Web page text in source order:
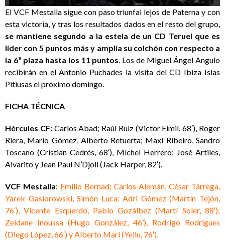
El VCF Mestalla sigue con paso triunfal lejos de Paterna y con
esta victoria, y tras los resultados dados en el resto del grupo,
se mantiene segundo a la estela de un CD Teruel que es
líder con 5 puntos más y amplía su colchón con respecto a
la 6ª plaza hasta los 11 puntos. Los de Miguel Ángel Angulo
recibirán en el Antonio Puchades la visita del CD Ibiza Islas
Pitiusas el próximo domingo.
FICHA TÉCNICA
Hércules CF:Carlos Abad; Raúl Ruíz (Victor Eimil, 68′), Roger
Riera, Mario Gómez, Alberto Retuerta; Maxi Ribeiro, Sandro
Toscano (Cristian Cedrés, 68′), Míchel Herrero; José Artiles,
Alvarito y Jean Paul N’Djoli (Jack Harper, 82′).
VCF Mestalla: Emilio Bernad; Carlos Alemán, César Tárrega,
Yarek Gasiorowski, Simón Luca; Adri Gómez (Martín Tejón,
76′), Vicente Esquerdo, Pablo Gozálbez (Martí Soler, 88′);
Zeidane Inoussa (Hugo González, 46’), Rodrigo Rodrigues
(Diego López, 66′) y Alberto Marí (Yellu, 76′).